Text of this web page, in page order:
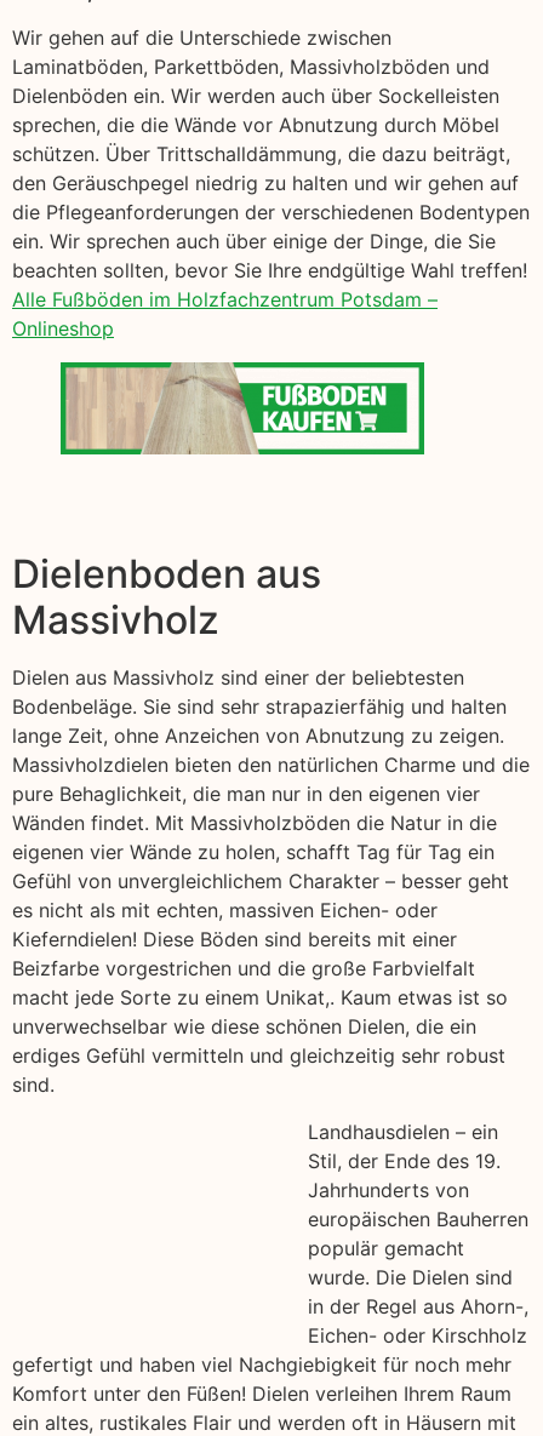
Wir gehen auf die Unterschiede zwischen
Laminatböden, Parkettböden, Massivholzböden und
Dielenböden ein. Wir werden auch über Sockelleisten
sprechen, die die Wände vor Abnutzung durch Möbel
schützen. Über Trittschalldämmung, die dazu beiträgt,
den Geräuschpegel niedrig zu halten und wir gehen auf
die Pflegeanforderungen der verschiedenen Bodentypen
ein. Wir sprechen auch über einige der Dinge, die Sie
beachten sollten, bevor Sie Ihre endgültige Wahl treffen!
Alle Fußböden im Holzfachzentrum Potsdam –
Onlineshop
Dielenboden aus
Massivholz
Dielen aus Massivholz sind einer der beliebtesten
Bodenbeläge. Sie sind sehr strapazierfähig und halten
lange Zeit, ohne Anzeichen von Abnutzung zu zeigen.
Massivholzdielen bieten den natürlichen Charme und die
pure Behaglichkeit, die man nur in den eigenen vier
Wänden findet. Mit Massivholzböden die Natur in die
eigenen vier Wände zu holen, schafft Tag für Tag ein
Gefühl von unvergleichlichem Charakter – besser geht
es nicht als mit echten, massiven Eichen- oder
Kieferndielen! Diese Böden sind bereits mit einer
Beizfarbe vorgestrichen und die große Farbvielfalt
macht jede Sorte zu einem Unikat,. Kaum etwas ist so
unverwechselbar wie diese schönen Dielen, die ein
erdiges Gefühl vermitteln und gleichzeitig sehr robust
sind.
Landhausdielen – ein
Stil, der Ende des 19.
Jahrhunderts von
europäischen Bauherren
populär gemacht
wurde. Die Dielen sind
in der Regel aus Ahorn-,
Eichen- oder Kirschholz
gefertigt und haben viel Nachgiebigkeit für noch mehr
Komfort unter den Füßen! Dielen verleihen Ihrem Raum
ein altes, rustikales Flair und werden oft in Häusern mit